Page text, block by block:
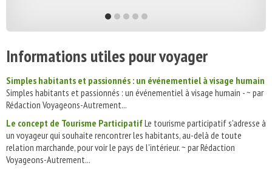
Informations utiles pour voyager
Simples habitants et passionnés : un événementiel à visage humain
Simples habitants et passionnés : un événementiel à visage humain - ~ par
Rédaction Voyageons-Autrement...
Le concept de Tourisme ParticipatifLe tourisme participatif s'adresse à
un voyageur qui souhaite rencontrer les habitants, au-delà de toute
relation marchande, pour voir le pays de l'intérieur. ~ par Rédaction
Voyageons-Autrement...